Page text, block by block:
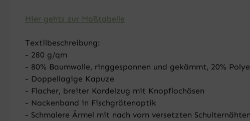
Hier gehts zur Maßtabelle
Textilbeschreibung:
- 280 g/qm
- 80% Baumwolle, ringgesponnen und gekämmt, 20%
- Doppellagige Kapuze
- Flacher, breiter Kordelzug mit Knopflochösen
- Nackenband in Fischgrätenoptik
- Schmalere Ärmel mit nach vorn versetzten Schulternähten